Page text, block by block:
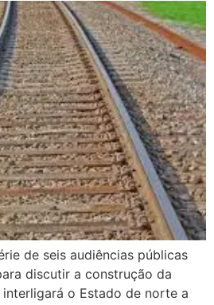
de seis audiências públicas
discutir a construção da
interligará o Estado de norte a